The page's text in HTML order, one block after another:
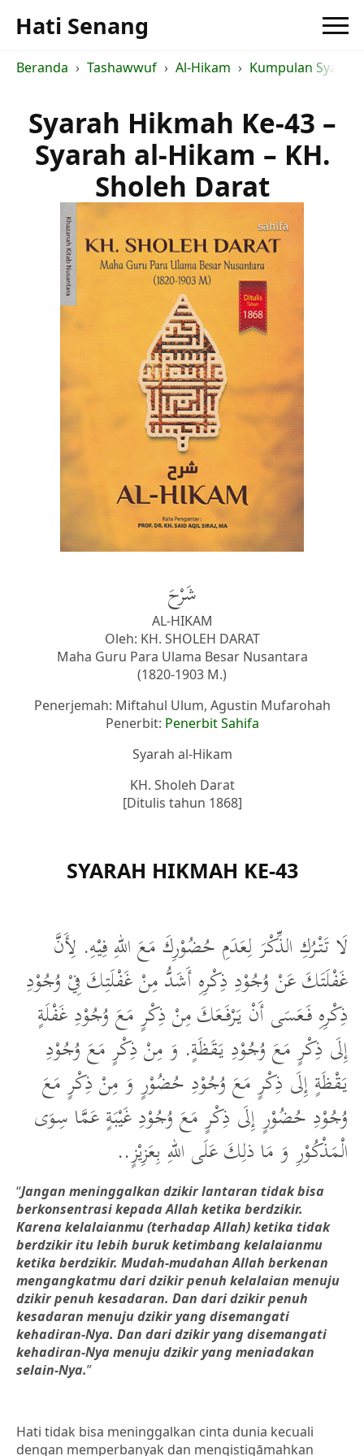
Hati Senang
Beranda Tashawwuf Al-Hikam Kumpulan Syarah
Syarah Hikmah Ke-43 –
Syarah al-Hikam – KH.
Sholeh Darat
شَرْحَ
AL-HIKAM
Oleh: KH. SHOLEH DARAT
Maha Guru Para Ulama Besar Nusantara
(1820-1903 M.)
Penerjemah: Miftahul Ulum, Agustin Mufarohah
Penerbit: Penerbit Sahifa
Syarah al-Hikam
KH. Sholeh Darat
[Ditulis tahun 1868]
SYARAH HIKMAH KE-43
لَا تَتْرُكِ الذِّكْرَ لِعَدَمِ حُضُوْرِكَ مَعَ اللهِ فِيْهِ. لِأَنَّ
غَفْلَتَكَ عَنْ وُجُوْدِ ذِكْرِهِ أَشَدُّ مِنْ غَفْلَتِكَ فِيْ وُجُوْدِ
ذِكْرِهِ فَعَسَى أَنْ يَرْفَعَكَ مِنْ ذِكْرٍ مَعَ وُجُوْدِ غَفْلَةٍ
إِلَى ذِكْرٍ مَعَ وُجُوْدِ يَقَظَةٍ. وَ مِنْ ذِكْرٍ مَعَ وُجُوْدِ
يَقْظَةٍ إِلَى ذِكْرٍ مَعَ وُجُوْدِ حُضُوْرٍ وَ مِنْ ذِكْرٍ مَعَ
وُجُوْدِ حُضُوْرٍ إِلَى ذِكْرٍ مَعَ وُجُوْدِ غَيْبَةٍ عَمَّا سِوَى
الْمَذْكُوْرِ وَ مَا ذلِكَ عَلَى اللهِ بِعَزِيْزٍ..
“Jangan meninggalkan dzikir lantaran tidak bisa
berkonsentrasi kepada Allah ketika berdzikir.
Karena kelalaianmu (terhadap Allah) ketika tidak
berdzikir itu lebih buruk ketimbang kelalaianmu
ketika berdzikir. Mudah-mudahan Allah berkenan
mengangkatmu dari dzikir penuh kelalaian menuju
dzikir penuh kesadaran. Dan dari dzikir penuh
kesadaran menuju dzikir yang disemangati
kehadiran-Nya. Dan dari dzikir yang disemangati
kehadiran-Nya menuju dzikir yang meniadakan
selain-Nya.”
Hati tidak bisa meninggalkan cinta dunia kecuali
dengan memperbanyak dan mengistiqāmahkan